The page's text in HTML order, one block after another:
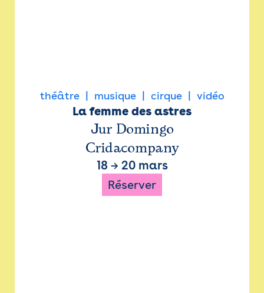
théâtre musique cirque vidéo
La femme des astres
Jur Domingo
Cridacompany
18 → 20 mars
Réserver